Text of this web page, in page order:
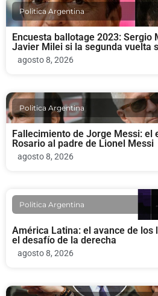
Politica Argentina
Encuesta ballotage 2023: Sergio
Javier Milei si la segunda vuelta
agosto 8, 2026
Politica Argentina
Fallecimiento de Jorge Messi: el
Rosario al padre de Lionel Messi
agosto 8, 2026
Politica Argentina
América Latina: el avance de
el desafío de la derecha
agosto 8, 2026